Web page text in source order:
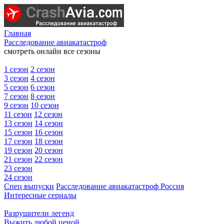
Главная
Расследование авиакатастроф
смотреть онлайн все сезоны
1 сезон 2 сезон
3 сезон 4 сезон
5 сезон 6 сезон
7 сезон 8 сезон
9 сезон 10 сезон
11 сезон 12 сезон
13 сезон 14 сезон
15 сезон 16 сезон
17 сезон 18 сезон
19 сезон 20 сезон
21 сезон 22 сезон
23 сезон
24 сезон
Спец выпуски Расследование авиакатастроф Россия
Интересные сериалы
Разрушители легенд
Выжить любой ценой